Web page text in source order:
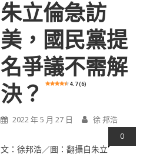
朱立倫急訪
美，國民黨提
名爭議不需解
決？
4.7 (6)
2022 年 5 月 27 日 徐 邦浩
0
文：徐邦浩／圖：翻攝自朱立